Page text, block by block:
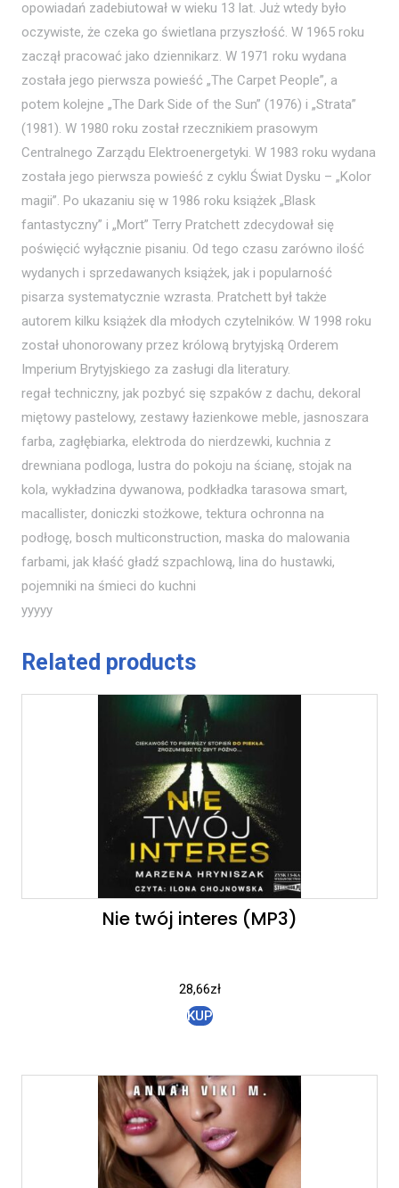
opowiadań zadebiutował w wieku 13 lat. Już wtedy było
oczywiste, że czeka go świetlana przyszłość. W 1965 roku
zaczął pracować jako dziennikarz. W 1971 roku wydana
została jego pierwsza powieść „The Carpet People”, a
potem kolejne „The Dark Side of the Sun” (1976) i „Strata”
(1981). W 1980 roku został rzecznikiem prasowym
Centralnego Zarządu Elektroenergetyki. W 1983 roku wydana
została jego pierwsza powieść z cyklu Świat Dysku – „Kolor
magii”. Po ukazaniu się w 1986 roku książek „Blask
fantastyczny” i „Mort” Terry Pratchett zdecydował się
poświęcić wyłącznie pisaniu. Od tego czasu zarówno ilość
wydanych i sprzedawanych książek, jak i popularność
pisarza systematycznie wzrasta. Pratchett był także
autorem kilku książek dla młodych czytelników. W 1998 roku
został uhonorowany przez królową brytyjską Orderem
Imperium Brytyjskiego za zasługi dla literatury.
regał techniczny, jak pozbyć się szpaków z dachu, dekoral
miętowy pastelowy, zestawy łazienkowe meble, jasnoszara
farba, zagłębiarka, elektroda do nierdzewki, kuchnia z
drewniana podloga, lustra do pokoju na ścianę, stojak na
kola, wykładzina dywanowa, podkładka tarasowa smart,
macallister, doniczki stożkowe, tektura ochronna na
podłogę, bosch multiconstruction, maska do malowania
farbami, jak kłaść gładź szpachlową, lina do hustawki,
pojemniki na śmieci do kuchni
yyyyy
Related products
Nie twój interes (MP3)
28,66zł
KUP